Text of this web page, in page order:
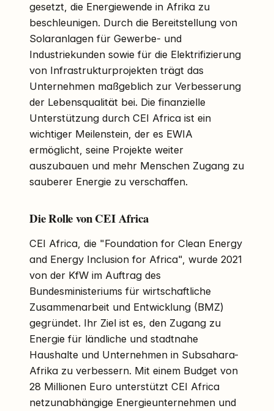
gesetzt, die Energiewende in Afrika zu
beschleunigen. Durch die Bereitstellung von
Solaranlagen für Gewerbe- und
Industriekunden sowie für die Elektrifizierung
von Infrastrukturprojekten trägt das
Unternehmen maßgeblich zur Verbesserung
der Lebensqualität bei. Die finanzielle
Unterstützung durch CEI Africa ist ein
wichtiger Meilenstein, der es EWIA
ermöglicht, seine Projekte weiter
auszubauen und mehr Menschen Zugang zu
sauberer Energie zu verschaffen.
Die Rolle von CEI Africa
CEI Africa, die "Foundation for Clean Energy
and Energy Inclusion for Africa", wurde 2021
von der KfW im Auftrag des
Bundesministeriums für wirtschaftliche
Zusammenarbeit und Entwicklung (BMZ)
gegründet. Ihr Ziel ist es, den Zugang zu
Energie für ländliche und stadtnahe
Haushalte und Unternehmen in Subsahara-
Afrika zu verbessern. Mit einem Budget von
28 Millionen Euro unterstützt CEI Africa
netzunabhängige Energieunternehmen und